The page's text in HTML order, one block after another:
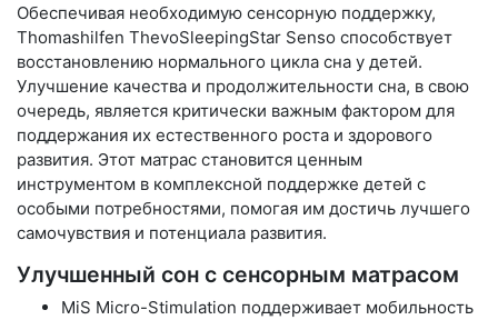
Обеспечивая необходимую сенсорную поддержку,
Thomashilfen ThevoSleepingStar Senso способствует
восстановлению нормального цикла сна у детей.
Улучшение качества и продолжительности сна, в свою
очередь, является критически важным фактором для
поддержания их естественного роста и здорового
развития. Этот матрас становится ценным
инструментом в комплексной поддержке детей с
особыми потребностями, помогая им достичь лучшего
самочувствия и потенциала развития.
Улучшенный сон с сенсорным матрасом
MiS Micro-Stimulation поддерживает мобильность